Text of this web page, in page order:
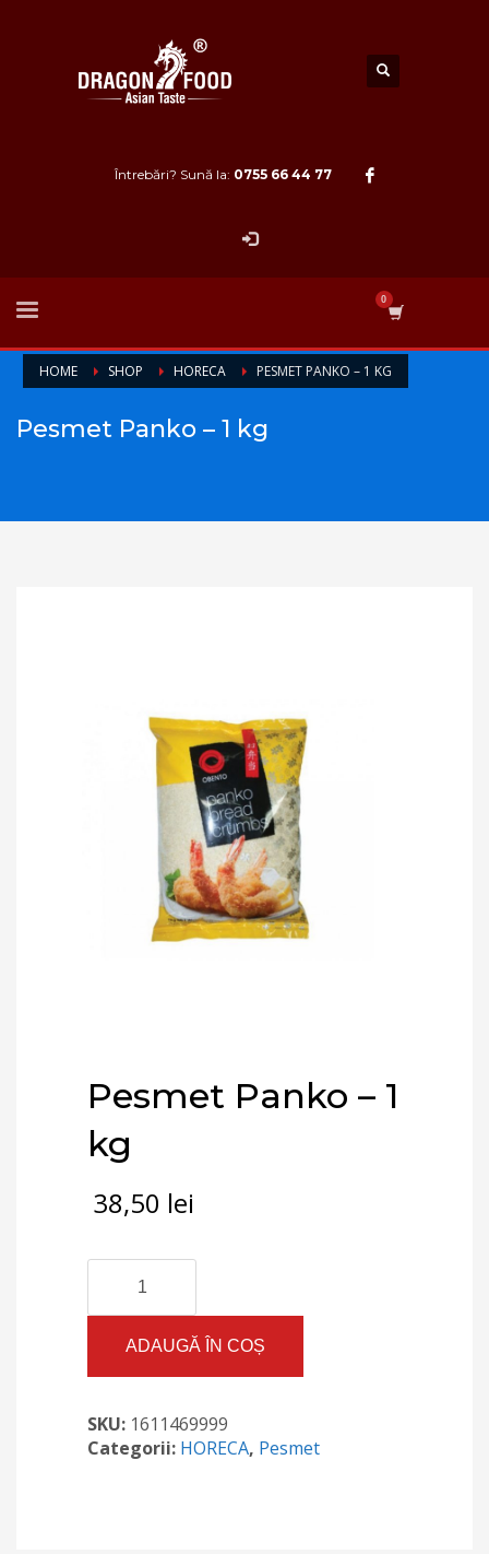
Întrebări? Sună la: 0755 66 44 77
HOME SHOP HORECA PESMET PANKO – 1 KG
Pesmet Panko – 1 kg
Pesmet Panko – 1
kg
38,50 lei
Pesmet
Panko
ADAUGĂ ÎN COȘ
SKU: 1611469999
Categorii: HORECA, Pesmet